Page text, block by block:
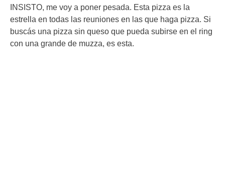
INSISTO, me voy a poner pesada. Esta pizza es la
estrella en todas las reuniones en las que haga pizza. Si
buscás una pizza sin queso que pueda subirse en el ring
con una grande de muzza, es esta.